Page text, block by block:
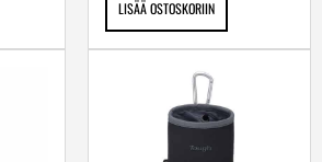
LISÄÄ OSTOSKORIIN